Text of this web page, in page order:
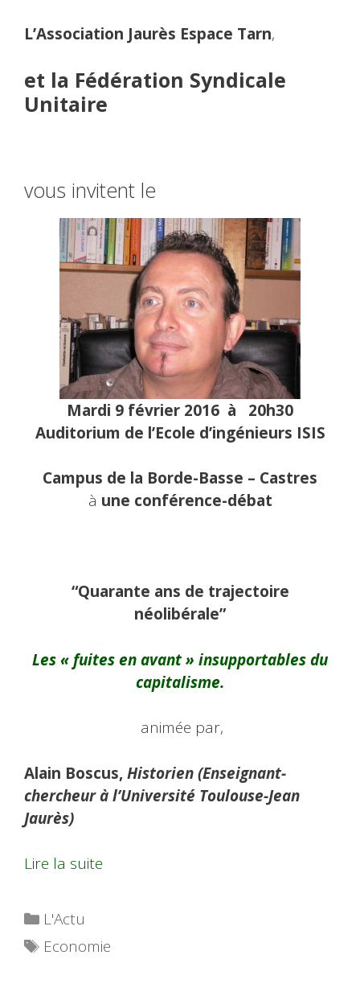
L’Association Jaurès Espace Tarn,
et la Fédération Syndicale
Unitaire
vous invitent le
Mardi 9 février 2016 à 20h30
Auditorium de l’Ecole d’ingénieurs ISIS
Campus de la Borde-Basse – Castres
à une conférence-débat
“Quarante ans de trajectoire
néolibérale”
Les « fuites en avant » insupportables du
capitalisme.
animée par,
Alain Boscus,Historien (Enseignant-
chercheur à l’Université Toulouse-Jean
Jaurès)
Lire la suite
Catégories
L'Actu
Étiquettes
Economie